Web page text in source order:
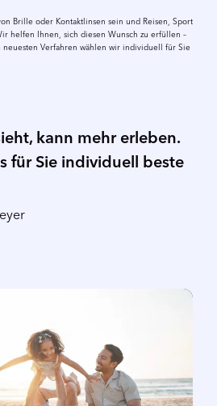
Brille oder Kontaktlinsen sein und Reisen, Sport
helfen Ihnen, sich diesen Wunsch zu erfüllen –
neuesten Verfahren wählen wir individuell für Sie
kann mehr erleben.
für Sie individuell beste